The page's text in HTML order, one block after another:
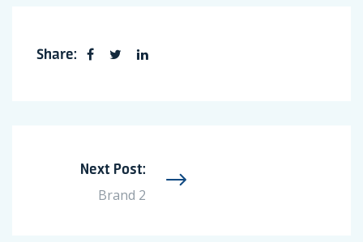
Share:
Next Post:
Brand 2